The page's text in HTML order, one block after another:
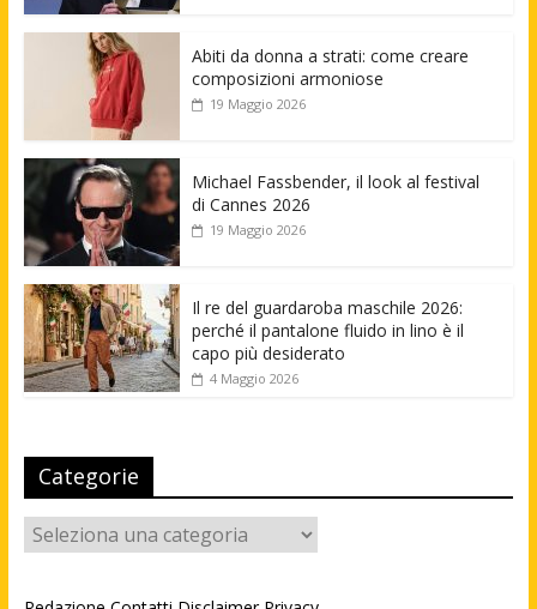
Abiti da donna a strati: come creare
composizioni armoniose
19 Maggio 2026
Michael Fassbender, il look al festival
di Cannes 2026
19 Maggio 2026
Il re del guardaroba maschile 2026:
perché il pantalone fluido in lino è il
capo più desiderato
4 Maggio 2026
Categorie
Categorie